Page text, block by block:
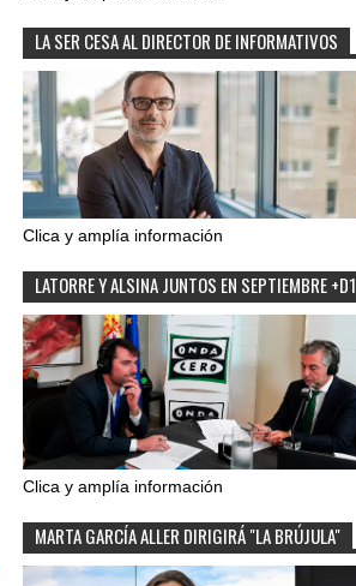
LA SER CESA AL DIRECTOR DE INFORMATIVOS
Clica y amplía información
LATORRE Y ALSINA JUNTOS EN SEPTIEMBRE +D1
Clica y amplía información
MARTA GARCÍA ALLER DIRIGIRÁ "LA BRÚJULA"